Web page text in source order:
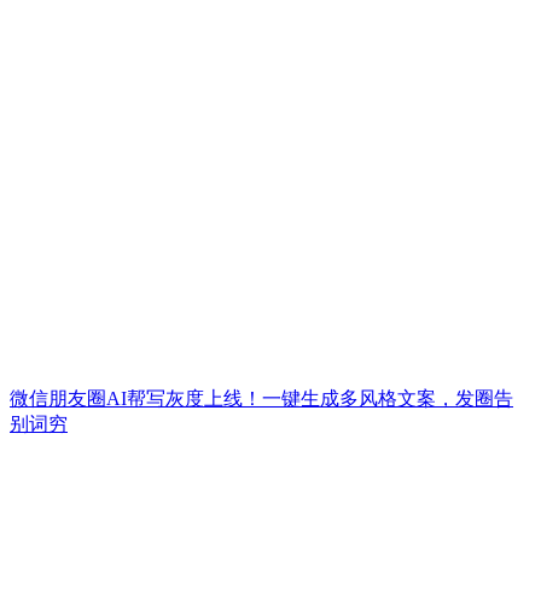
微信朋友圈AI帮写灰度上线！一键生成多风格文案，发圈告
别词穷